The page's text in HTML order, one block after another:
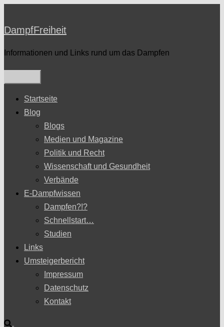
springen
DampfFreiheit
Informationen und Links rund um das Dampfen
Startseite
Blog
Blogs
Medien und Magazine
Politik und Recht
Wissenschaft und Gesundheit
Verbände
E-Dampfwissen
Dampfen?!?
Schnellstart…
Studien
Links
Umsteigerbericht
Impressum
Datenschutz
Kontakt
Suche